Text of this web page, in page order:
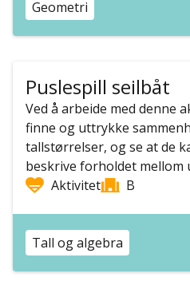
Geometri
Puslespill seilbåt
Ved å arbeide med denne
finne og uttrykke
tallstørrelser, og se at de
beskrive forholdet mellom
Aktivitet
B
Tall og algebra